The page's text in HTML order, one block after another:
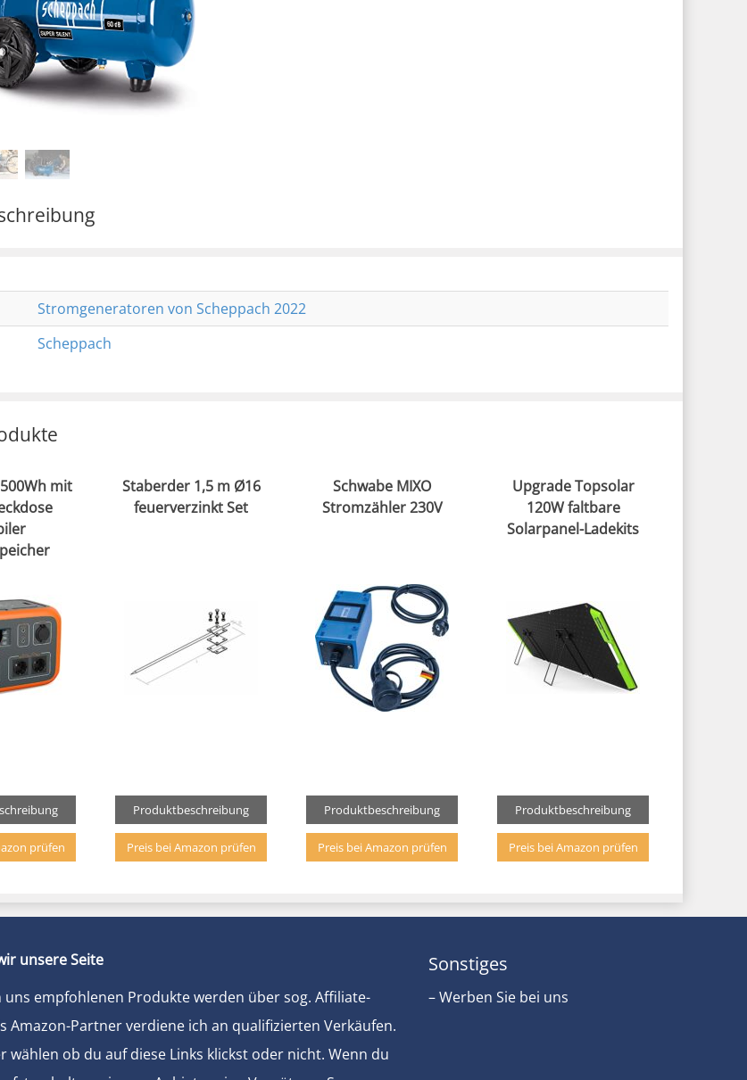
Stromgeneratoren von Scheppach 2022
Scheppach
mit
prüfen
Staberder 1,5 m Ø16
feuerverzinkt Set
Produktbeschreibung
Preis bei Amazon prüfen
Schwabe MIXO
Stromzähler 230V
Produktbeschreibung
Preis bei Amazon prüfen
Upgrade Topsolar
120W faltbare
Solarpanel-Ladekits
Produktbeschreibung
Preis bei Amazon prüfen
unsere Seite
uns empfohlenen Produkte werden über sog. Affiliate-
Amazon-Partner verdiene ich an qualifizierten Verkäufen.
wählen ob du auf diese Links klickst oder nicht. Wenn du
Sonstiges
– Werben Sie bei uns